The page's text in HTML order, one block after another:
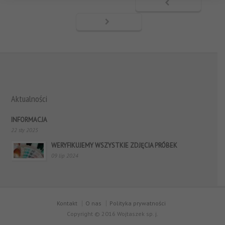
Aktualności
INFORMACJA
22 sty 2025
WERYFIKUJEMY WSZYSTKIE ZDJĘCIA PRÓBEK
09 lip 2024
Kontakt O nas
Polityka prywatności
Copyright © 2016 Wojtaszek sp. j.